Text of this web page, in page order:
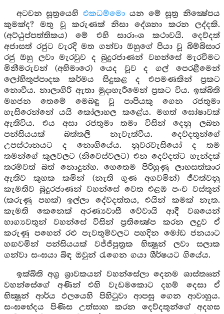
අටවන සූත්‍රයෙහිඑකධම්මො යන මේ සූත්‍ර නික්‍ෂේපය
කුමක්ද? මතු වූ කරුණක් නිසා දේශනා කරන ලද්දකි.
(අට්ඨුප්පත්තිකය) මේ එහි සාරාංශ කථාවයි. දෙව්දත්
අජාසත් රජුට වැරදි මත ගන්වා ඔහුගේ පියා වූ බිම්බිසාර
රජු ඔහු ලවා මැරවුව ද බුදුරජාණන් වහන්සේ මැරවීමට
මිනීමරුවන් (අභිමාරෙ) යෙද වූව ද ගල් පෙරළීමෙන්
ලෝහිතුප්පාදක කර්මය සිදුකළ ද එපමණකින් ප්‍රකට
නොවීය. නාලාගිරි ඇතා මුදාහැරීමෙන් ප්‍රකට විය. ඉක්බිති
මහජන තෙමේ මෙබඳු වූ පාපියකු ගෙන රජතුමා
හැසිරෙන්නේ යයි කෝලාහල කළේය. මහත් ඝෝෂාවක්
ඇතිවිය. එය අසා රජතුමා තමා විසින් දෙනු ලබන
පන්සියයක් බත්තලි නැවැත්වීය. දෙව්දතුන්ගේ
උපස්ථානයට ද නොගියේය. නුවරවැසියෝ ද තම
තමන්ගේ කුලවලට (නිවෙස්වලට) එන දෙව්දත්ට හැන්දක්
තරම්වත් බත් නොදුන්හ. හෙතෙම පිරිහුණු ලාභසත්කාර
ඇතිව කුහක කමින් (නැති ගුණ අගවමින්) ජීවත්වනු
කැමතිව බුදුරජාණන් වහන්සේ වෙත එළඹ පංච වස්තූන්
(කරුණු පහක්) ඉල්ලා දේවදත්තය, එයින් කමක් නැත.
කැමති කෙනෙක් අරණ්‍යවාසී වේවායි ආදී වශයෙන්
භාග්‍යවතුන් වහන්සේ විසින් ප්‍රතික්‍ෂේප කරන ලදුව ඒ
කරුණු පහෙන් රළු පැවතුම්වලට පහදින මෝඩ ජනයාට
හඟවමින් පන්සියයක් වජ්ජිපුත්‍රක භික්‍ෂූන් ලවා සලාක
ගන්වා සංඝයා බිඳ ඔවුන් රැගෙන ගයා ශීර්ෂයට ගියේය.
ඉක්බිති අග්‍ර ශ්‍රාවකයන් වහන්සේලා දෙනම ශාස්තෲන්
වහන්සේගේ අණින් එහි වැඩමකොට දහම් දෙසා ඒ
භික්‍ෂූන් ආර්ය ඵලයෙහි පිහිටුවා ආපසු ගෙන ආවාහුය.
සංඝභේදය පිණිස උත්සාහ කරන දෙව්දතුන්ගේ අදහස